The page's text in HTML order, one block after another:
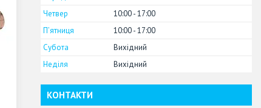
Четвер
10:00 17:00
Пʼятниця
10:00 17:00
Субота
Вихідний
Неділя
Вихідний
КОНТАКТИ